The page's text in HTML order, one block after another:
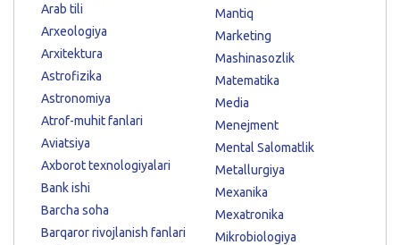
Arab tili
Arxeologiya
Arxitektura
Astrofizika
Astronomiya
Atrof-muhit fanlari
Aviatsiya
Axborot texnologiyalari
Bank ishi
Barcha soha
Barqaror rivojlanish fanlari
Mantiq
Marketing
Mashinasozlik
Matematika
Media
Menejment
Mental Salomatlik
Metallurgiya
Mexanika
Mexatronika
Mikrobiologiya